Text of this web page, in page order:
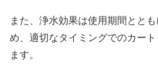
また、浄水効果は使用期間とと
め、適切なタイミングでのカー
ます。